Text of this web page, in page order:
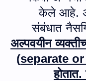
केले आहे.
संबंधात
अल्पवयीन
(separate